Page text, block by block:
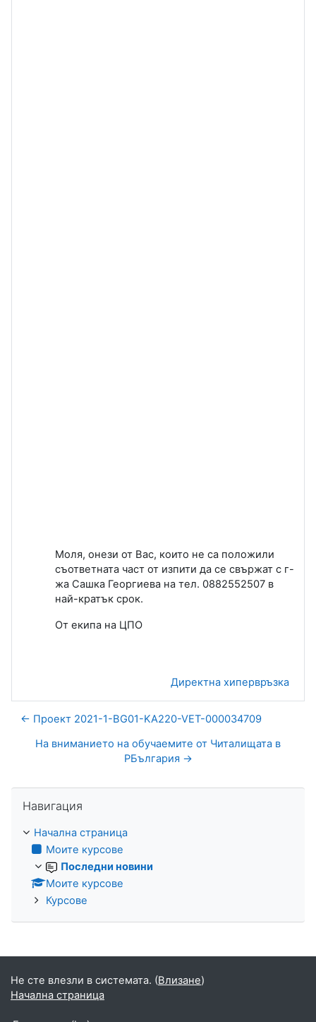
Моля, онези от Вас, които не са положили
съответната част от изпити да се свържат с г-
жа Сашка Георгиева на тел. 0882552507 в
най-кратък срок.
От екипа на ЦПО
Директна хипервръзка
← Проект 2021-1-BG01-KA220-VET-000034709
На вниманието на обучаемите от Читалищата в
РБългария →
Навигация
Начална страница
Моите курсове
Последни новини
Моите курсове
Курсове
Не сте влезли в системата. (Влизане)
Начална страница